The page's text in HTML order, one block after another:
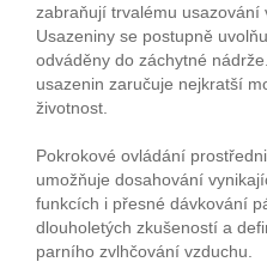
zabraňují trvalému usazování
Usazeniny se postupně
odváděny do záchytné
usazenin zaručuje nejkratší
životnost.
Pokrokové ovládání
umožňuje dosahování
funkcích i přesné dávkování
dlouholetých zkušeností a
parního zvlhčování vzduchu.